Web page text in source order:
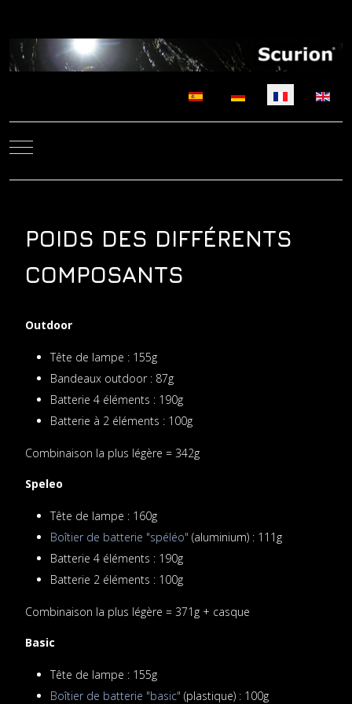
Sélectionnez votre langue
Mobile Menu Toggle
POIDS DES DIFFÉRENTS
COMPOSANTS
Outdoor
Tête de lampe : 155g
Bandeaux outdoor : 87g
Batterie 4 éléments : 190g
Batterie à 2 éléments : 100g
Combinaison la plus légère = 342g
Speleo
Tête de lampe : 160g
Boîtier de batterie "spéléo" (aluminium) : 111g
Batterie 4 éléments : 190g
Batterie 2 éléments : 100g
Combinaison la plus légère = 371g + casque
Basic
Tête de lampe : 155g
Boîtier de batterie "basic" (plastique) : 100g